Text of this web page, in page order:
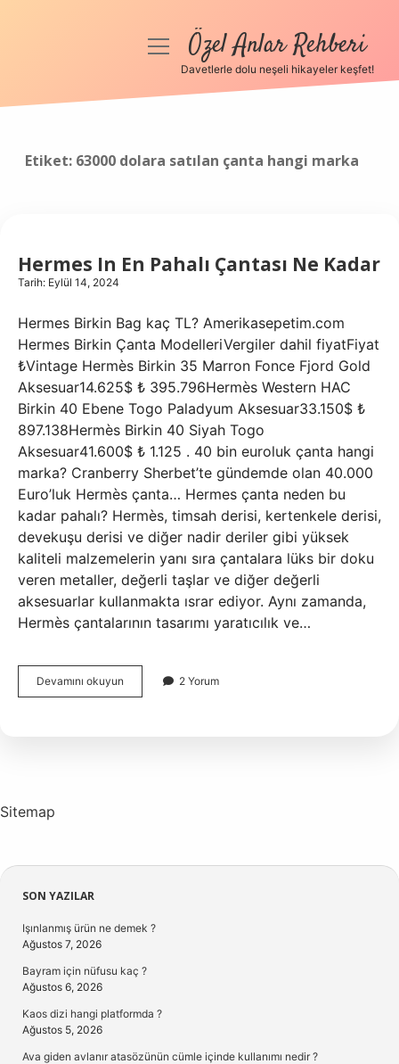
Anasayfa
menüyüÖzel Anlar Rehberi
Davetlerle dolu neşeli hikayeler keşfet!
Etiket: 63000 dolara satılan çanta hangi marka
Hermes In En Pahalı Çantası Ne Kadar
Tarih: Eylül 14, 2024
Hermes Birkin Bag kaç TL? Amerikasepetim.com
Hermes Birkin Çanta ModelleriVergiler dahil fiyatFiyat
₺Vintage Hermès Birkin 35 Marron Fonce Fjord Gold
Aksesuar14.625$ ₺ 395.796Hermès Western HAC
Birkin 40 Ebene Togo Paladyum Aksesuar33.150$ ₺
897.138Hermès Birkin 40 Siyah Togo
Aksesuar41.600$ ₺ 1.125 . 40 bin euroluk çanta hangi
marka? Cranberry Sherbet’te gündemde olan 40.000
Euro’luk Hermès çanta… Hermes çanta neden bu
kadar pahalı? Hermès, timsah derisi, kertenkele derisi,
devekuşu derisi ve diğer nadir deriler gibi yüksek
kaliteli malzemelerin yanı sıra çantalara lüks bir doku
veren metaller, değerli taşlar ve diğer değerli
aksesuarlar kullanmakta ısrar ediyor. Aynı zamanda,
Hermès çantalarının tasarımı yaratıcılık ve…
Devamını okuyun
In
2 Yorum
Sitemap
Sidebar
SON YAZILAR
Işınlanmış ürün ne demek ?
Ağustos 7, 2026
Bayram için nüfusu kaç ?
Ağustos 6, 2026
Kaos dizi hangi platformda ?
Ağustos 5, 2026
Ava giden avlanır atasözünün cümle içinde kullanımı nedir ?